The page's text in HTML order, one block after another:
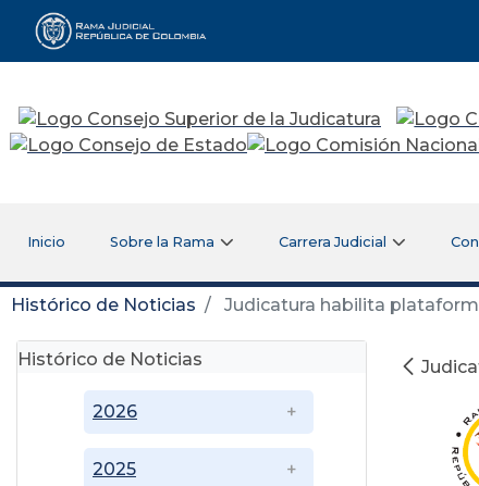
Rama Judicial
Inicio Sobre la Rama Carrera Judicial
Histórico de Noticias Judicatura habilita
Histórico de Noticias
2025
2026